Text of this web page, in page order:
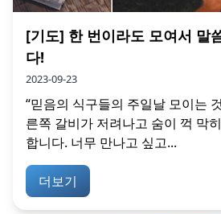
[기도] 한 번이라도 모여서 말
다!
2023-09-23
“믿음의 식구들의 주일날 모이는
른쪽 갈비가 저려나고 숨이 꺽 막
합니다. 너무 만나고 싶고...
더보기